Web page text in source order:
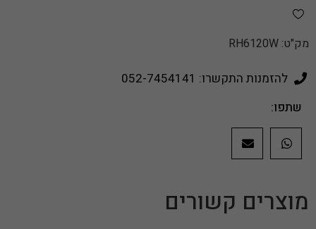
מק"ט: RH6120W
להזמנות התקשרו: 052-7454141
שתפו:
מוצרים קשורים